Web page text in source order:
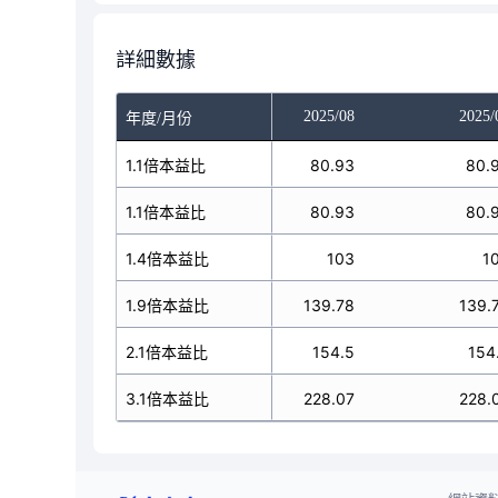
詳細數據
年度/月份
2025/07 2025/08 2025/
1.1倍本益比
1.1倍本益比
1.4倍本益比
1.9倍本益比
2.1倍本益比
3.1倍本益比
80.93 80.93
80.93 80.93
103 103
139.78 139.78
154.5 154.5
228.07 228.07